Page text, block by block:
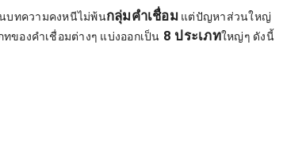
นบทความคงหนีไม่พ้นกลุ่มคำเชื่อมแต่ปัญหาส่วนใหญ่
ของคำเชื่อมต่างๆ แบ่งออกเป็น 8 ประเภทใหญ่ๆ ดังนี้